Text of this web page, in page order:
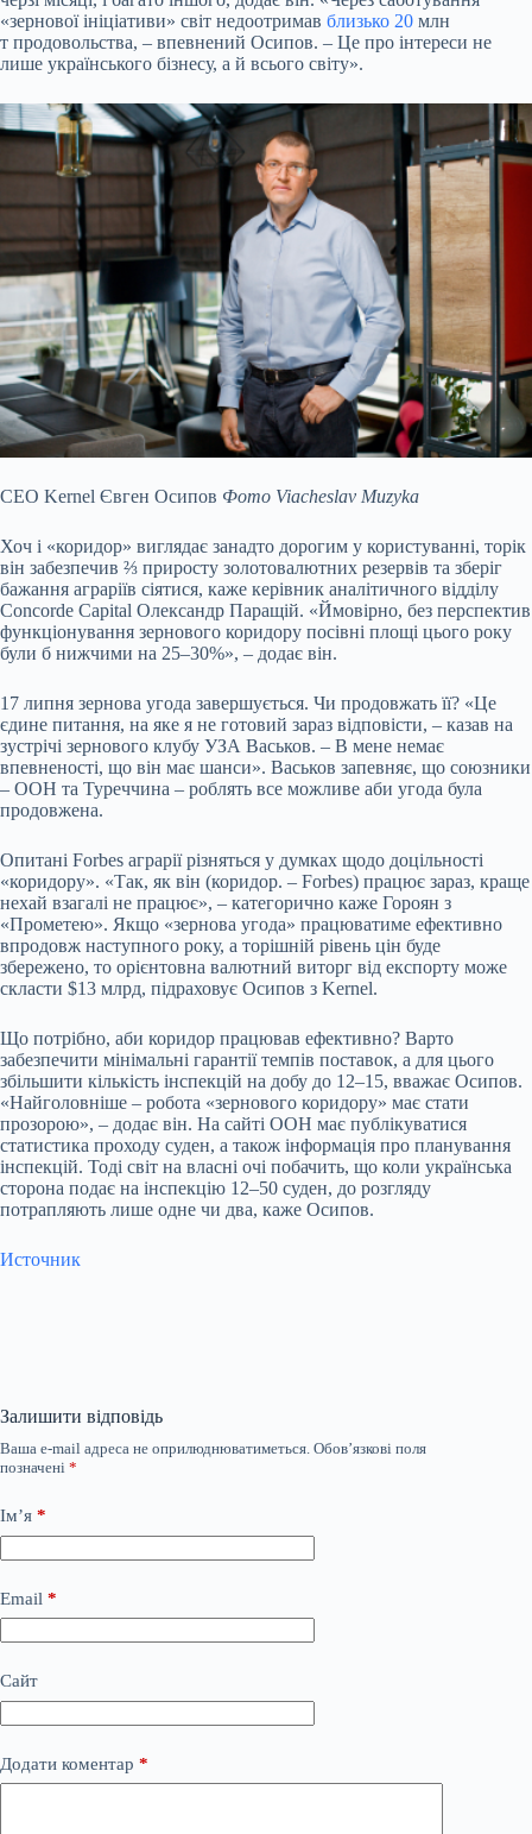
«зернової ініціативи» світ недоотримав близько 20 млн
т продовольства, – впевнений Осипов. – Це про інтереси не
лише українського бізнесу, а й всього світу».
СЕО Kernel Євген Осипов Фото Viacheslav Muzyka
Хоч і «коридор» виглядає занадто дорогим у користуванні, торік
він забезпечив ⅔ приросту золотовалютних резервів та зберіг
бажання аграріїв сіятися, каже керівник аналітичного відділу
Concorde Capital Олександр Паращій. «Ймовірно, без перспектив
функціонування зернового коридору посівні площі цього року
були б нижчими на 25–30%», – додає він.
17 липня зернова угода завершується. Чи продовжать її? «Це
єдине питання, на яке я не готовий зараз відповісти, – казав на
зустрічі зернового клубу УЗА Васьков. – В мене немає
впевненості, що він має шанси». Васьков запевняє, що союзники
– ООН та Туреччина – роблять все можливе аби угода була
продовжена.
Опитані Forbes аграрії різняться у думках щодо доцільності
«коридору». «Так, як він (коридор. – Forbes) працює зараз, краще
нехай взагалі не працює», – категорично каже Гороян з
«Прометею». Якщо «зернова угода» працюватиме ефективно
впродовж наступного року, а торішній рівень цін буде
збережено, то орієнтовна валютний виторг від експорту може
скласти $13 млрд, підраховує Осипов з Kernel.
Що потрібно, аби коридор працював ефективно? Варто
забезпечити мінімальні гарантії темпів поставок, а для цього
збільшити кількість інспекцій на добу до 12–15, вважає Осипов.
«Найголовніше – робота «зернового коридору» має стати
прозорою», – додає він. На сайті ООН має публікуватися
статистика проходу суден, а також інформація про планування
інспекцій. Тоді світ на власні очі побачить, що коли українська
сторона подає на інспекцію 12–50 суден, до розгляду
потрапляють лише одне чи два, каже Осипов.
Источник
Залишити відповідь
Ваша e-mail адреса не оприлюднюватиметься. Обов’язкові поля
позначені *
Ім’я *
Email *
Сайт
Додати коментар *